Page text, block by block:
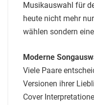
Musikauswahl für
heute nicht mehr
wählen sondern
Moderne
Viele Paare
Versionen ihrer
Cover